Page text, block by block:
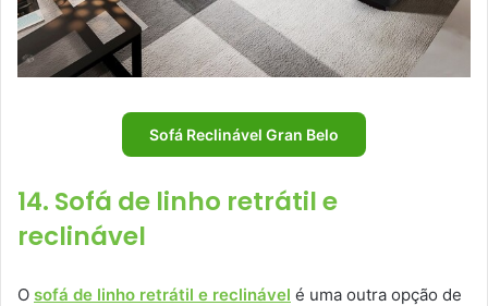
Sofá Reclinável Gran Belo
14. Sofá de linho retrátil e
reclinável
O sofá de linho retrátil e reclinável é uma outra opção de